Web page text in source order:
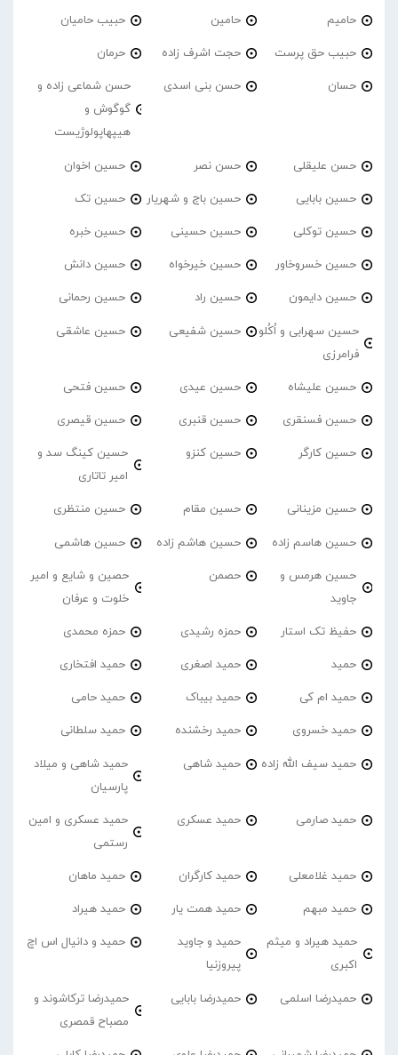
حامیم حامین حبیب حامیان
حبیب حق پرست حجت اشرف زاده حرمان
حسان حسن بنی اسدی
حسن شماعی زاده و
گوگوش و
هیپهاپولوژیست
حسن علیقلی حسن نصر حسین اخوان
حسین بابایی حسین باج و شهریار حسین تک
حسین توکلی حسین حسینی حسین خبره
حسین خسروخاور حسین خیرخواه حسین دانش
حسین دایمون حسین راد حسین رحمانی
حسین سهرابی و اُکُلو
فرامرزی
حسین شفیعی حسین عاشقی
حسین علیشاه حسین عیدی حسین فتحی
حسین فسنقری حسین قنبری حسین قیصری
حسین کارگر حسین کنزو
حسین کینگ سد و
امیر تاتاری
حسین مزینانی حسین مقام حسین منتظری
حسین هاسم زاده حسین هاشم زاده حسین هاشمی
حسین هرمس و
جاوید
حصمن
حصین و شایع و امیر
خلوت و عرفان
حفیظ تک استار حمزه رشیدی حمزه محمدی
حمید حمید اصغری حمید افتخاری
حمید ام کی حمید بیباک حمید حامی
حمید خسروی حمید رخشنده حمید سلطانی
حمید سیف الله زاده حمید شاهی
حمید شاهی و میلاد
پارسیان
حمید صارمی حمید عسکری
حمید عسکری و امین
رستمی
حمید غلامعلی حمید کارگران حمید ماهان
حمید مبهم حمید همت یار حمید هیراد
حمید هیراد و میثم
اکبری
حمید و جاوید
پیروزنیا
حمید و دانیال اس اچ
حمیدرضا اسلمی حمیدرضا بابایی
حمیدرضا ترکاشوند و
مصباح قمصری